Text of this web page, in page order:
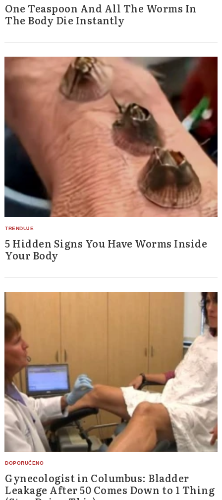
One Teaspoon And All The Worms In
The Body Die Instantly
5 Hidden Signs You Have Worms Inside
Your Body
Gynecologist in Columbus: Bladder
Leakage After 50 Comes Down to 1 Thing